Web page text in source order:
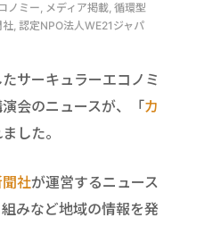
ノミー, メディア掲載, 循環型
, 認定NPO法人WE21ジャパ
サーキュラーエコノミ
会のニュースが、「カ
した。
社が運営するニュース
みなど地域の情報を発